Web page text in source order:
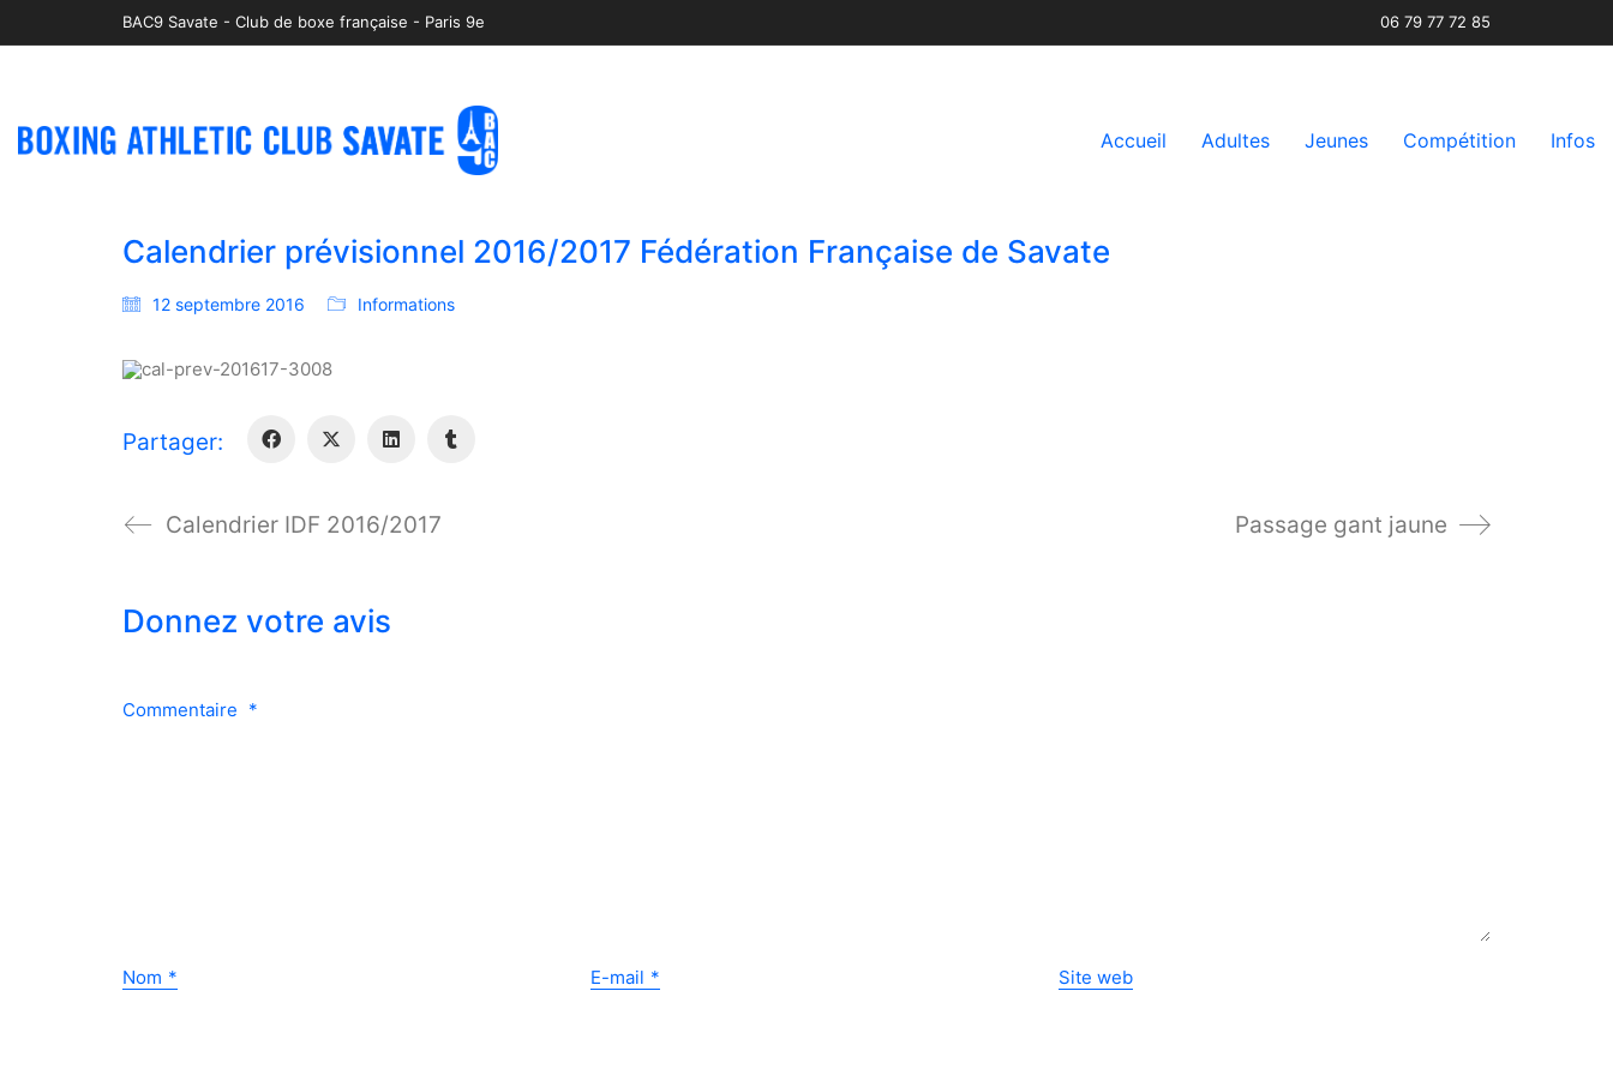
BAC9 Savate - Club de boxe française - Paris 9e 06 79 77 72 85
Accueil Adultes Jeunes Compétition Infos
Calendrier prévisionnel 2016/2017 Fédération Française de Savate
12 septembre 2016 Informations
Partager:
Calendrier IDF 2016/2017 Passage gant jaune
Donnez votre avis
Commentaire *
Nom * E-mail * Site web